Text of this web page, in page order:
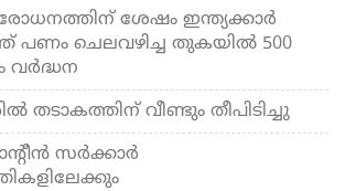
ശേഷം ഇന്ത്യക്കാര്‍
പണം ചെലവഴിച്ച തുകയില്‍ 500
വര്‍ദ്ധന
തടാകത്തിന് വീണ്ടും തീപിടിച്ചു
സര്‍ക്കാര്‍